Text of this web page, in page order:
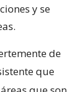
y se
de
que